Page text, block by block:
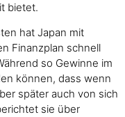
bietet.
hat Japan mit
Finanzplan schnell
so Gewinne im
können, dass wenn
später auch von sich
sie über